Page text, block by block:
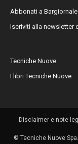
Abbonati a Bargiornale
Iscriviti alla newsletter
Tecniche Nuove
I libri Tecniche Nuove
Disclaimer e note
© Tecniche Nuove